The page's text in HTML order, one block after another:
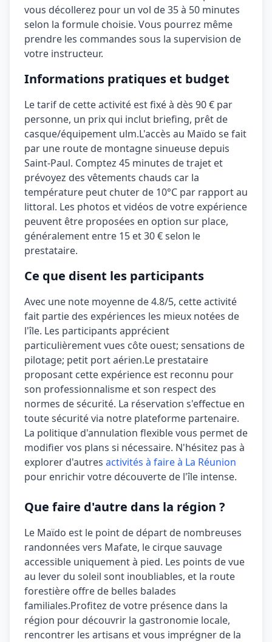
vous décollerez pour un vol de 35 à 50 minutes
selon la formule choisie. Vous pourrez même
prendre les commandes sous la supervision de
votre instructeur.
Informations pratiques et budget
Le tarif de cette activité est fixé à dès 90 € par
personne, un prix qui inclut briefing, prêt de
casque/équipement ulm.L'accès au Maïdo se fait
par une route de montagne sinueuse depuis
Saint-Paul. Comptez 45 minutes de trajet et
prévoyez des vêtements chauds car la
température peut chuter de 10°C par rapport au
littoral. Les photos et vidéos de votre expérience
peuvent être proposées en option sur place,
généralement entre 15 et 30 € selon le
prestataire.
Ce que disent les participants
Avec une note moyenne de4.8/5, cette activité
fait partie des expériences les mieux notées de
l'île. Les participants apprécient
particulièrementvues côte ouest; sensations de
pilotage; petit port aérien.Le prestataire
proposant cette expérience est reconnu pour
son professionnalisme et son respect des
normes de sécurité. La réservation s'effectue en
toute sécurité via notre plateforme partenaire.
La politique d'annulation flexiblevous permet de
modifier vos plans si nécessaire. N'hésitez pas à
explorer d'autres activités à faire à La Réunion
pour enrichir votre découverte de l'île intense.
Que faire d'autre dans la région ?
Le Maïdo est le point de départ de nombreuses
randonnées vers Mafate, le cirque sauvage
accessible uniquement à pied. Les points de vue
au lever du soleil sont inoubliables, et la route
forestière offre de belles balades
familiales.Profitez de votre présence dans la
région pour découvrir la gastronomie locale,
rencontrer les artisans et vous imprégner de la